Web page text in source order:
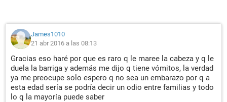
James1010
21 abr 2016 a las 08:13
Gracias eso haré por que es raro q le maree la cabeza y q le
duela la barriga y además me dijo q tiene vómitos, la verdad
ya me preocupe solo espero q no sea un embarazo por q a
esta edad sería se podría decir un odio entre familias y todo
lo q la mayoría puede saber